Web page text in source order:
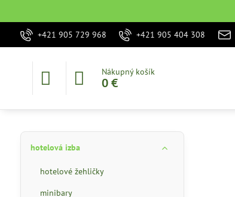
+421 905 729 968 +421 905 404 308
Nákupný košík
0 €
hotelová izba
hotelové žehličky
minibary